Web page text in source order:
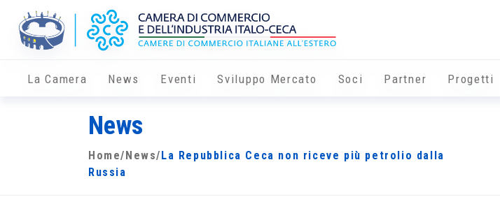
La Camera News Eventi Sviluppo Mercato Soci Partner Progetti
News
Home/ News/ La Repubblica Ceca non riceve più petrolio dalla
Russia